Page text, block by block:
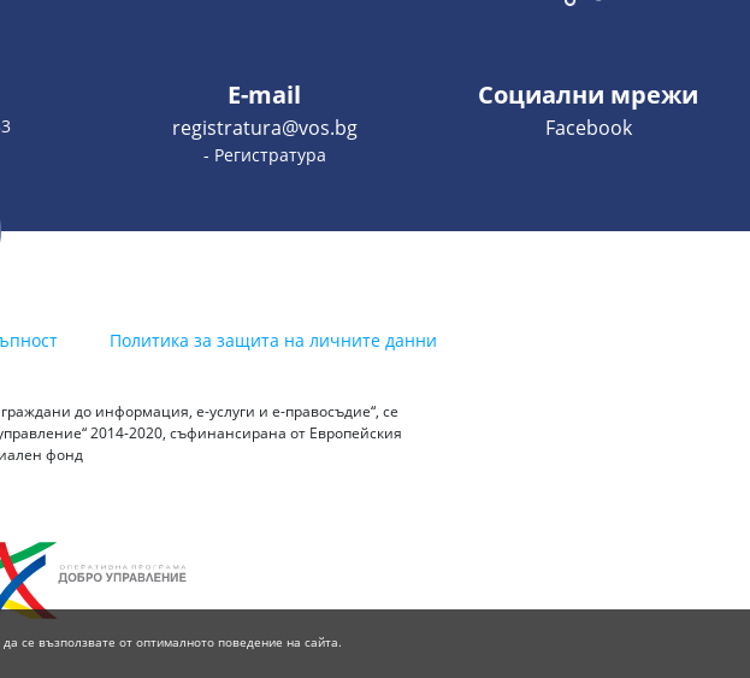
E-mail
registratura@vos.bg
- Регистратура
Социални мрежи
Facebook
Политика за защита на личните данни
до информация, е-услуги и е-правосъдие“, се
2014-2020, съфинансирана от Европейския
фонд
се възползвате от оптималното поведение на сайта.